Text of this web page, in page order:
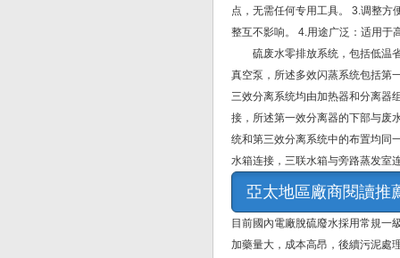
点，无需任何专用工具。 3.调整方
整互不影响。 4.用途广泛：适用于
硫废水零排放系统，包括低温省
真空泵，所述多效闪蒸系统包括第
三效分离系统均由加热器和分离器
接，所述第一效分离器的下部与废
统和第三效分离系统中的布置均同
水箱连接，三联水箱与旁路蒸发室
亞太地區廠商閱讀推
目前國內電廠脫硫廢水採用常規
加藥量大，成本高昂，後續污泥處